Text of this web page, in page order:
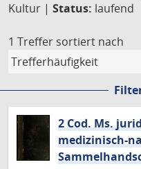
Kultur | Status: laufend
1 Treffer sortiert nach
2 Cod. Ms.
medizinisch-